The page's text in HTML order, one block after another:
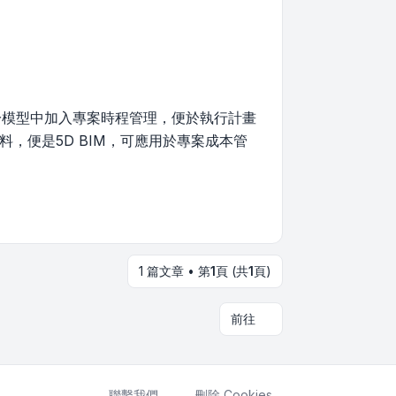
型中加入專案時程管理，便於執行計畫
，便是5D BIM，可應用於專案成本管
1 篇文章 • 第1頁 (共1頁)
前往